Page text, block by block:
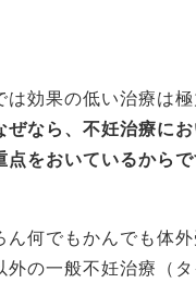
は効果の低い治療は
ぜなら、不妊治療に
点をおいているからで
ん何でもかんでも体
外の一般不妊治療（